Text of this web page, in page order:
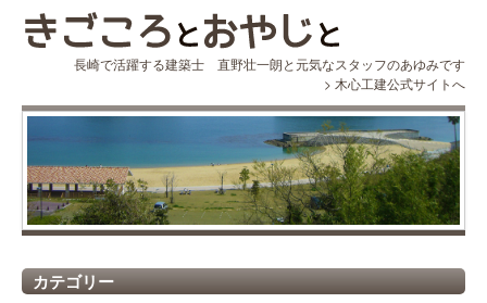
長崎で活躍する建築士 直野壮一朗と元気なスタッフのあゆみです
> 木心工建公式サイトへ
カテゴリー